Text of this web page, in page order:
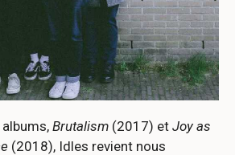
Brutalism (2017) et Joy as
(2018), Idles revient nous